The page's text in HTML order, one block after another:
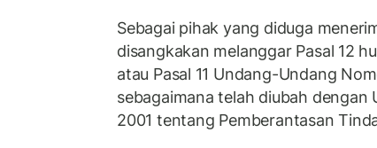
Sebagai pihak yang diduga
disangkakan melanggar Pasal 12
atau Pasal 11 Undang-Undang
sebagaimana telah diubah dengan
2001 tentang Pemberantasan